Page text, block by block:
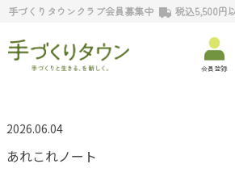
手づくりタウンクラブ会員募集中 税込5,500円
会員登録
2026.06.04
あれこれノート